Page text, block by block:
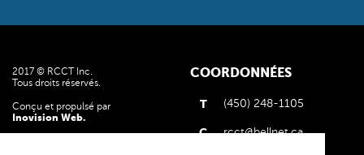
2017 © RCCT Inc.
Tous droits réservés.
Conçu et propulsé par
Inovision Web.
COORDONNÉES
T (450) 248-1105
C rcct@bellnet.ca